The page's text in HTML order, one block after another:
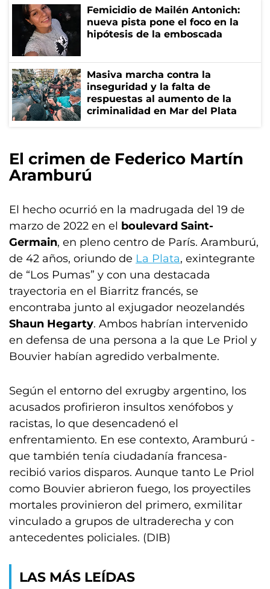
Femicidio de Mailén Antonich:
nueva pista pone el foco en la
hipótesis de la emboscada
Masiva marcha contra la
inseguridad y la falta de
respuestas al aumento de la
criminalidad en Mar del Plata
El crimen de Federico Martín
Aramburú
El hecho ocurrió en la madrugada del 19 de
marzo de 2022 en el boulevard Saint-
Germain, en pleno centro de París. Aramburú,
de 42 años, oriundo de La Plata, exintegrante
de “Los Pumas” y con una destacada
trayectoria en el Biarritz francés, se
encontraba junto al exjugador neozelandés
Shaun Hegarty. Ambos habrían intervenido
en defensa de una persona a la que Le Priol y
Bouvier habían agredido verbalmente.
Según el entorno del exrugby argentino, los
acusados profirieron insultos xenófobos y
racistas, lo que desencadenó el
enfrentamiento. En ese contexto, Aramburú -
que también tenía ciudadanía francesa-
recibió varios disparos. Aunque tanto Le Priol
como Bouvier abrieron fuego, los proyectiles
mortales provinieron del primero, exmilitar
vinculado a grupos de ultraderecha y con
antecedentes policiales. (DIB)
LAS MÁS LEÍDAS